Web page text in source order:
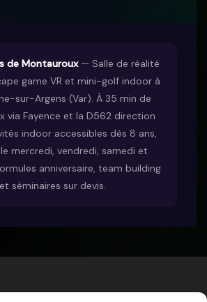
de Montauroux— Salle de réalité
game VR et mini-golf indoor à
sur-Argens (Var). À 35 min de
via Fayence et la D562 direction
indoor accessibles dès 8 ans,
mercredi, vendredi, samedi et
anniversaire, team building
et séminaires sur devis.